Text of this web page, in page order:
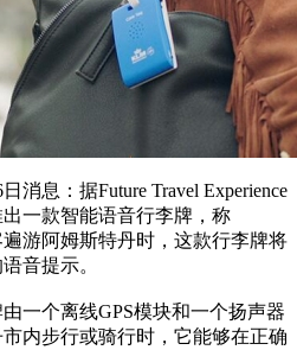
息：据Future Travel Experience
一款智能语音行李牌，称
遍游阿姆斯特丹时，这款行李牌将
音提示。
个离线GPS模块和一个扬声器
内步行或骑行时，它能够在正确